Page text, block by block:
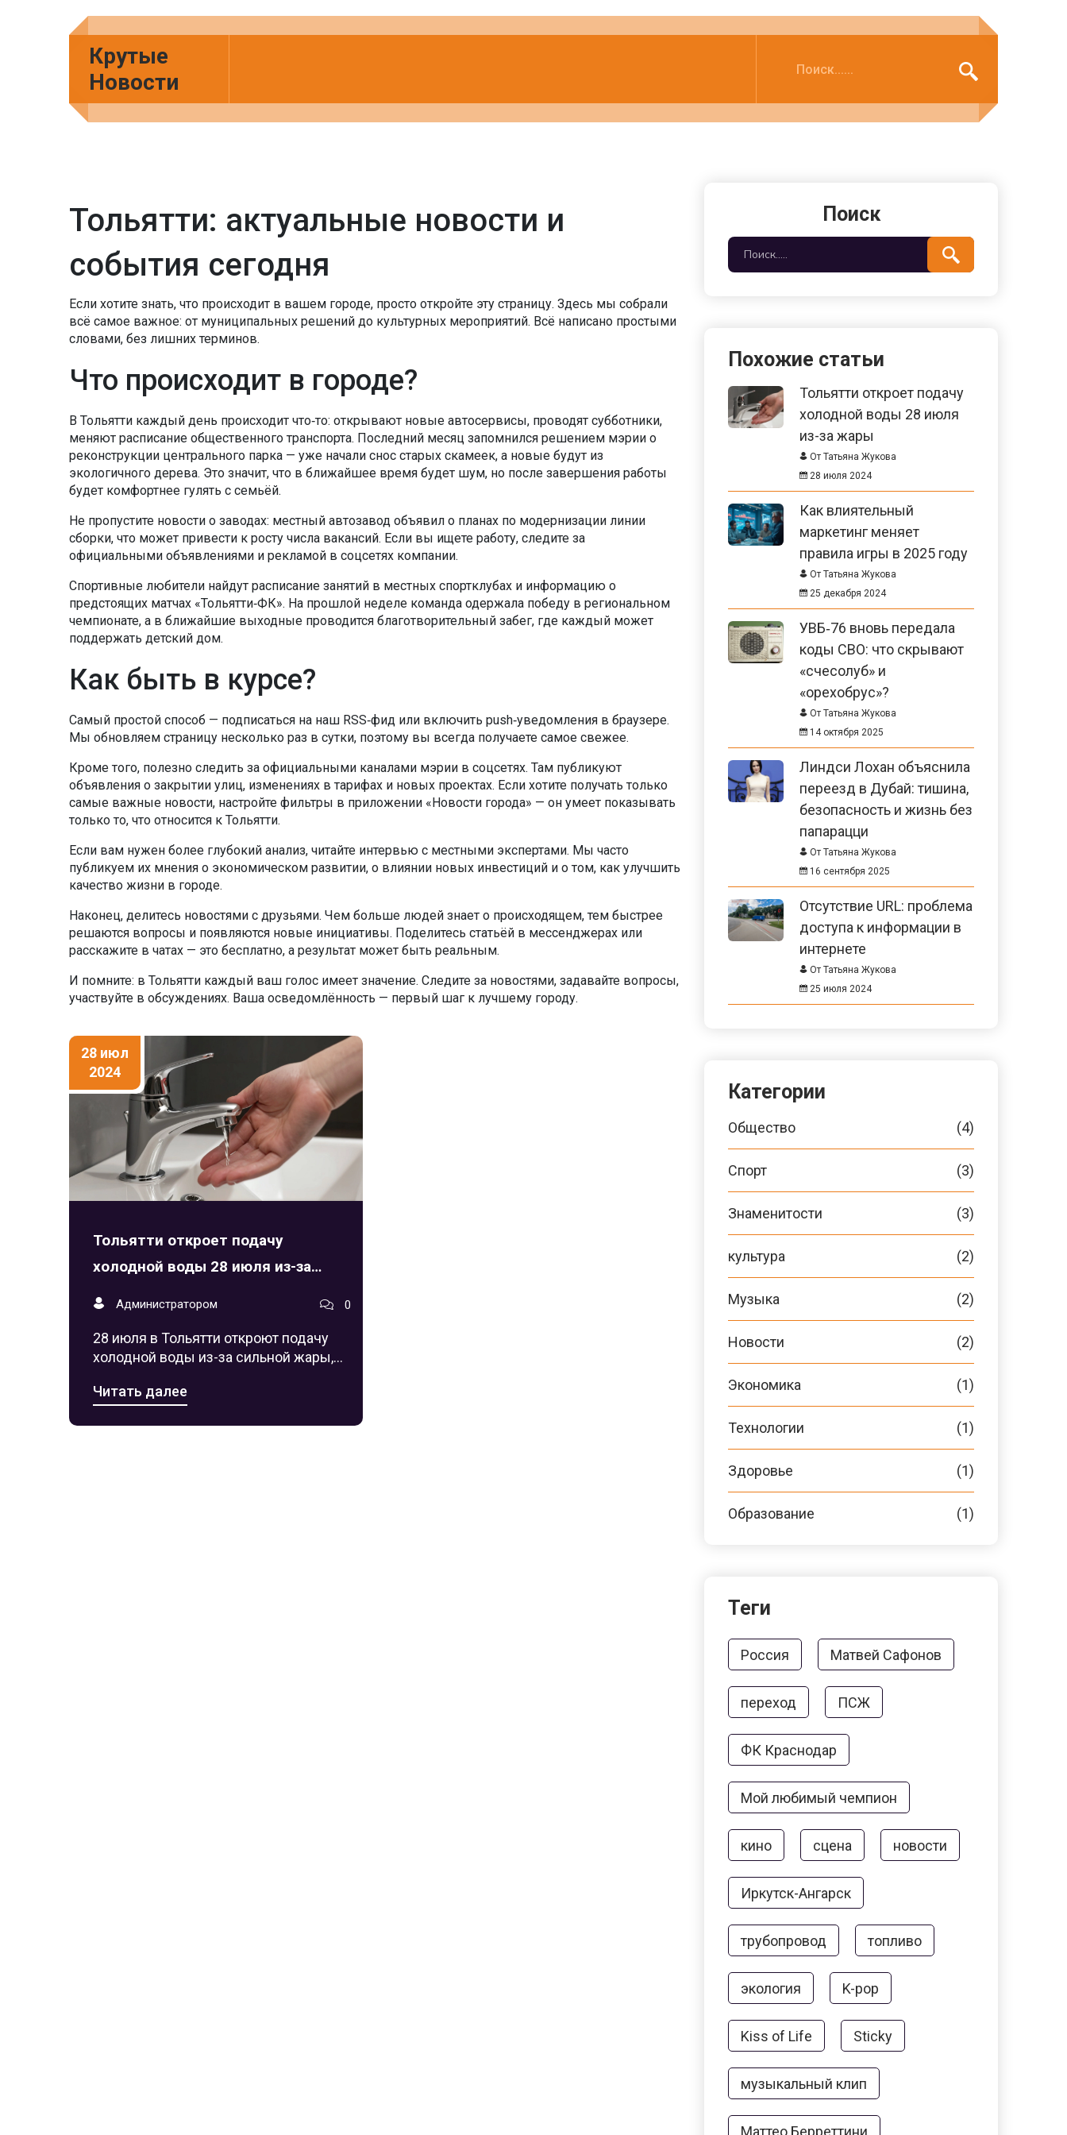
Крутые
Новости
Тольятти: актуальные новости и
события сегодня
Если хотите знать, что происходит в вашем городе, просто откройте эту страницу. Здесь мы собрали
всё самое важное: от муниципальных решений до культурных мероприятий. Всё написано простыми
словами, без лишних терминов.
Что происходит в городе?
В Тольятти каждый день происходит что‑то: открывают новые автосервисы, проводят субботники,
меняют расписание общественного транспорта. Последний месяц запомнился решением мэрии о
реконструкции центрального парка — уже начали снос старых скамеек, а новые будут из
экологичного дерева. Это значит, что в ближайшее время будет шум, но после завершения работы
будет комфортнее гулять с семьёй.
Не пропустите новости о заводах: местный автозавод объявил о планах по модернизации линии
сборки, что может привести к росту числа вакансий. Если вы ищете работу, следите за
официальными объявлениями и рекламой в соцсетях компании.
Спортивные любители найдут расписание занятий в местных спортклубах и информацию о
предстоящих матчах «Тольятти‑ФК». На прошлой неделе команда одержала победу в региональном
чемпионате, а в ближайшие выходные проводится благотворительный забег, где каждый может
поддержать детский дом.
Как быть в курсе?
Самый простой способ — подписаться на наш RSS‑фид или включить push‑уведомления в браузере.
Мы обновляем страницу несколько раз в сутки, поэтому вы всегда получаете самое свежее.
Кроме того, полезно следить за официальными каналами мэрии в соцсетях. Там публикуют
объявления о закрытии улиц, изменениях в тарифах и новых проектах. Если хотите получать только
самые важные новости, настройте фильтры в приложении «Новости города» — он умеет показывать
только то, что относится к Тольятти.
Если вам нужен более глубокий анализ, читайте интервью с местными экспертами. Мы часто
публикуем их мнения о экономическом развитии, о влиянии новых инвестиций и о том, как улучшить
качество жизни в городе.
Наконец, делитесь новостями с друзьями. Чем больше людей знает о происходящем, тем быстрее
решаются вопросы и появляются новые инициативы. Поделитесь статьёй в мессенджерах или
расскажите в чатах — это бесплатно, а результат может быть реальным.
И помните: в Тольятти каждый ваш голос имеет значение. Следите за новостями, задавайте вопросы,
участвуйте в обсуждениях. Ваша осведомлённость — первый шаг к лучшему городу.
28 июл
2024
Тольятти откроет подачу
холодной воды 28 июля из-за
жары
Администратором 0
28 июля в Тольятти откроют подачу
холодной воды из-за сильной жары,
администрация объявила, что вода
Читать далее
Поиск
Похожие статьи
Тольятти откроет подачу
холодной воды 28 июля
из-за жары
От Татьяна Жукова
28 июля 2024
Как влиятельный
маркетинг меняет
правила игры в 2025 году
От Татьяна Жукова
25 декабря 2024
УВБ‑76 вновь передала
коды СВО: что скрывают
«счесолуб» и
«орехобрус»?
От Татьяна Жукова
14 октября 2025
Линдси Лохан объяснила
переезд в Дубай: тишина,
безопасность и жизнь без
папарацци
От Татьяна Жукова
16 сентября 2025
Отсутствие URL: проблема
доступа к информации в
интернете
От Татьяна Жукова
25 июля 2024
Категории
Общество (4)
Спорт (3)
Знаменитости (3)
культура (2)
Музыка (2)
Новости (2)
Экономика (1)
Технологии (1)
Здоровье (1)
Образование (1)
Теги
Россия Матвей Сафонов
переход ПСЖ
ФК Краснодар
Мой любимый чемпион
кино сцена новости
Иркутск-Ангарск
трубопровод топливо
экология K-pop
Kiss of Life Sticky
музыкальный клип
Маттео Берреттини